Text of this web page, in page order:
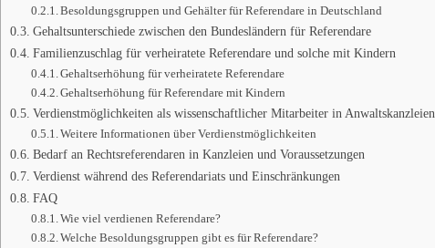
Besoldungsgruppen und Gehälter für Referendare in Deutschland
Gehaltsunterschiede zwischen den Bundesländern für Referendare
Familienzuschlag für verheiratete Referendare und solche mit Kindern
Gehaltserhöhung für verheiratete Referendare
Gehaltserhöhung für Referendare mit Kindern
Verdienstmöglichkeiten als wissenschaftlicher Mitarbeiter in Anwaltskanzleien
Weitere Informationen über Verdienstmöglichkeiten
Bedarf an Rechtsreferendaren in Kanzleien und Voraussetzungen
Verdienst während des Referendariats und Einschränkungen
FAQ
Wie viel verdienen Referendare?
Welche Besoldungsgruppen gibt es für Referendare?